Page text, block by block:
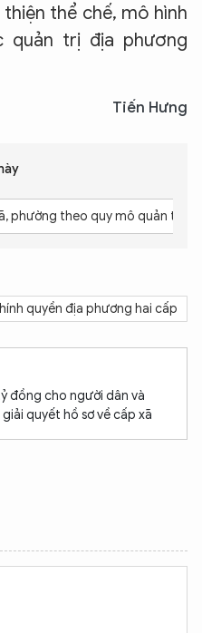
thể chế, mô hình
quản trị địa phương
Tiến Hưng
phường theo quy mô quản trị
quyền địa phương hai cấp
đồng cho người dân và
quyết hồ sơ về cấp xã
gì bạn cần biết về
Tôi sẵn sàng hỗ trợ!